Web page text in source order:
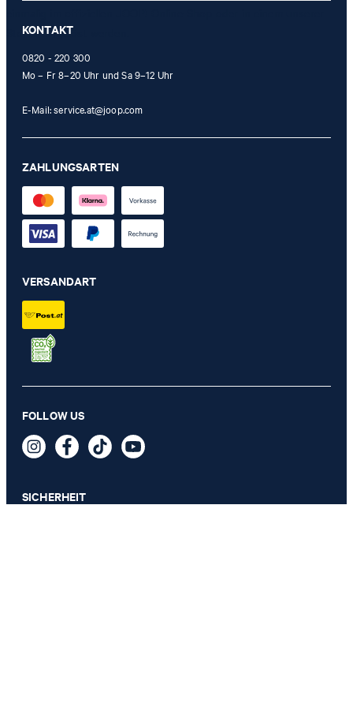
Stores eingelöst werden.
KONTAKT
0820 - 220 300
Mo – Fr 8–20 Uhr und Sa 9–12 Uhr
E-Mail:service.at@joop.com
ZAHLUNGSARTEN
VERSANDART
FOLLOW US
SICHERHEIT